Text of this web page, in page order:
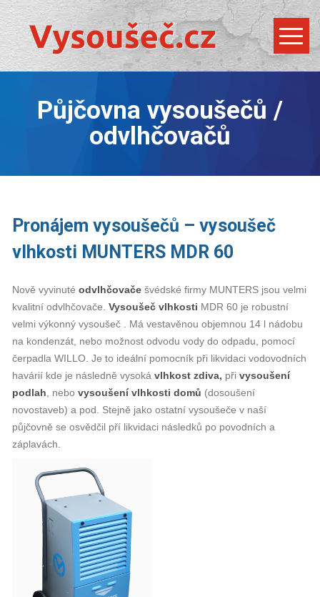
Půjčovna vysoušečů /
odvlhčovačů
Pronájem vysoušečů – vysoušeč
vlhkosti MUNTERS MDR 60
Nově vyvinuté odvlhčovače švédské firmy MUNTERS jsou velmi
kvalitní odvlhčovače. Vysoušeč vlhkosti MDR 60 je robustní
velmi výkonný vysoušeč . Má vestavěnou objemnou 14 l nádobu
na kondenzát, nebo možnost odvodu vody do odpadu, pomocí
čerpadla WILLO. Je to ideální pomocník při likvidaci vodovodních
havárií kde je následně vysoká vlhkost zdiva, při vysoušení
podlah , nebo vysoušení vlhkosti domů (dosoušení
novostaveb) a pod. Stejně jako ostatní vysoušeče v naší
půjčovně se osvědčil pří likvidaci následků po povodních a
záplavách.